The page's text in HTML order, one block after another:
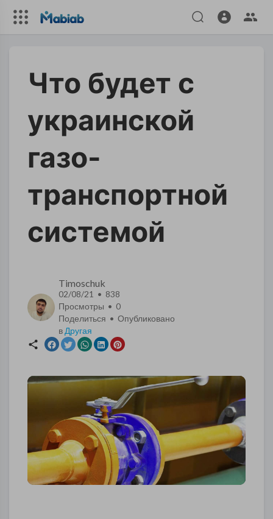
Что будет с
украинской
газо-
транспортной
системой
Timoschuk
02/08/21 • 838
Просмотры • 0
Поделиться • Опубликовано
в Другая